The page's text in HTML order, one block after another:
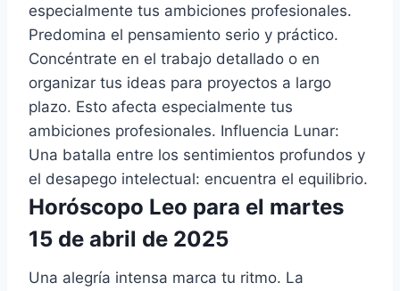
especialmente tus ambiciones profesionales.
Predomina el pensamiento serio y práctico.
Concéntrate en el trabajo detallado o en
organizar tus ideas para proyectos a largo
plazo. Esto afecta especialmente tus
ambiciones profesionales. Influencia Lunar:
Una batalla entre los sentimientos profundos y
el desapego intelectual: encuentra el equilibrio.
Horóscopo Leo para el martes
15 de abril de 2025
Una alegría intensa marca tu ritmo. La